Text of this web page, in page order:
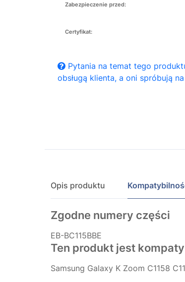
Zabezpieczenie przed:
Certyfikat:
Pytania na temat tego
obsługą klienta, a oni spróbują
Opis produktu
Zgodne numery części
EB-BC115BBE
Ten produkt jest
Samsung Galaxy K Zoom C1158